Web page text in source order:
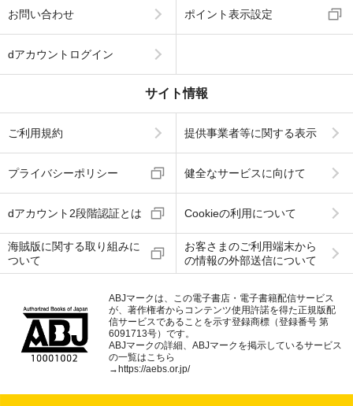
お問い合わせ ポイント表示設定
dアカウントログイン
サイト情報
ご利用規約 提供事業者等に関する表示
プライバシーポリシー 健全なサービスに向けて
dアカウント2段階認証とは Cookieの利用について
海賊版に関する取り組みに
ついて
お客さまのご利用端末から
の情報の外部送信について
ABJマークは、この電子書店・電子書籍配信サービス
が、著作権者からコンテンツ使用許諾を得た正規版配
信サービスであることを示す登録商標（登録番号 第
6091713号）です。
ABJマークの詳細、ABJマークを掲示しているサービス
の一覧はこちら
→ https://aebs.or.jp/